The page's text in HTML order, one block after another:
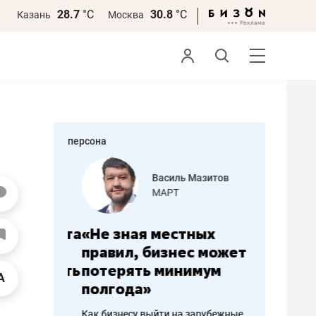
Казань 28.7 °С Москва 30.8 °С
персона
работа
Василь Мазитов
МАРТ
«Не зная местных
правил, бизнес может
потерять минимум
полгода»